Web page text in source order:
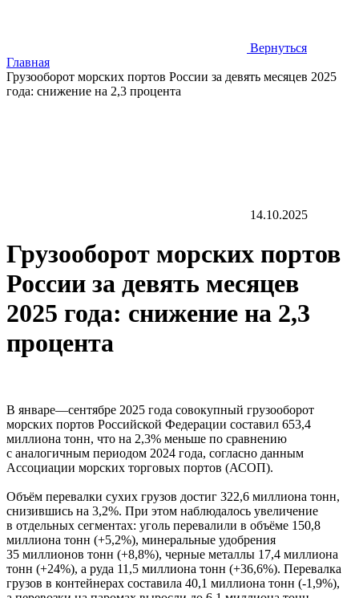
Вернуться
Главная
Грузооборот морских портов России за девять месяцев 2025
года: снижение на 2,3 процента
14.10.2025
Грузооборот морских портов
России за девять месяцев
2025 года: снижение на 2,3
процента
В январе—сентябре 2025 года совокупный грузооборот
морских портов Российской Федерации составил 653,4
миллиона тонн, что на 2,3% меньше по сравнению
с аналогичным периодом 2024 года, согласно данным
Ассоциации морских торговых портов (АСОП).
Объём перевалки сухих грузов достиг 322,6 миллиона тонн,
снизившись на 3,2%. При этом наблюдалось увеличение
в отдельных сегментах: уголь перевалили в объёме 150,8
миллиона тонн (+5,2%), минеральные удобрения
35 миллионов тонн (+8,8%), черные металлы 17,4 миллиона
тонн (+24%), а руда 11,5 миллиона тонн (+36,6%). Перевалка
грузов в контейнерах составила 40,1 миллиона тонн (-1,9%),